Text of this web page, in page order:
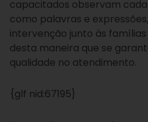
capacitados observam
como palavras e
intervenção junto às famílias
desta maneira que se
qualidade no atendimento.
{glf nid:67195}